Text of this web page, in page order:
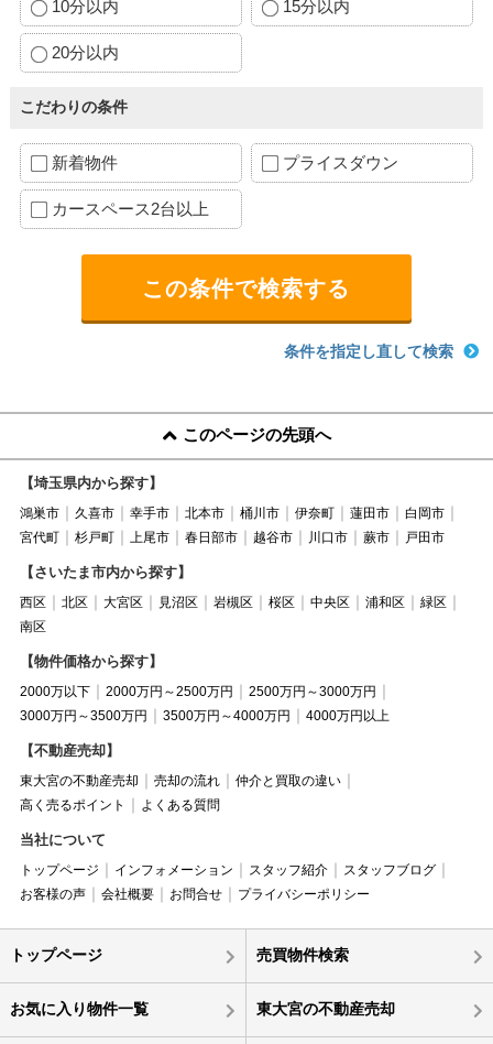
10分以内 15分以内
20分以内
こだわりの条件
新着物件 プライスダウン
カースペース2台以上
条件を指定し直して検索
このページの先頭へ
【埼玉県内から探す】
鴻巣市 久喜市 幸手市 北本市 桶川市 伊奈町 蓮田市
白岡市
宮代町
杉戸町 上尾市 春日部市 越谷市 川口市 蕨市 戸田市
【さいたま市内から探す】
西区 北区 大宮区 見沼区 岩槻区 桜区 中央区 浦和区
緑区
南区
【物件価格から探す】
2000万以下 2000万円～2500万円
2500万円～3000万円
3000万円～3500万円
3500万円～4000万円 4000万円以上
【不動産売却】
東大宮の不動産売却 売却の流れ
仲介と買取の違い
高く売るポイント
よくある質問
当社について
トップページ インフォメーション スタッフ紹介
スタッフブログ
お客様の声
会社概要 お問合せ プライバシーポリシー
トップページ 売買物件検索
お気に入り物件一覧 東大宮の不動産売却